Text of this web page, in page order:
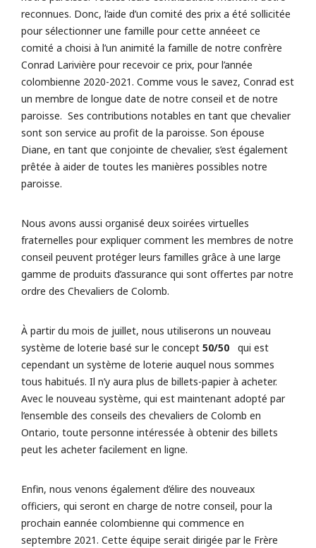
reconnues. Donc, l’aide d’un comité des prix a été sollicitée
pour sélectionner une famille pour cette annéeet ce
comité a choisi à l’un animité la famille de notre confrère
Conrad Larivière pour recevoir ce prix, pour l’année
colombienne 2020-2021. Comme vous le savez, Conrad est
un membre de longue date de notre conseil et de notre
paroisse. Ses contributions notables en tant que chevalier
sont son service au profit de la paroisse. Son épouse
Diane, en tant que conjointe de chevalier, s’est également
prêtée à aider de toutes les manières possibles notre
paroisse.
Nous avons aussi organisé deux soirées virtuelles
fraternelles pour expliquer comment les membres de notre
conseil peuvent protéger leurs familles grâce à une large
gamme de produits d’assurance qui sont offertes par notre
ordre des Chevaliers de Colomb.
À partir du mois de juillet, nous utiliserons un nouveau
système de loterie basé sur le concept 50/50 qui est
cependant un système de loterie auquel nous sommes
tous habitués. Il n’y aura plus de billets-papier à acheter.
Avec le nouveau système, qui est maintenant adopté par
l’ensemble des conseils des chevaliers de Colomb en
Ontario, toute personne intéressée à obtenir des billets
peut les acheter facilement en ligne.
Enfin, nous venons également d’élire des nouveaux
officiers, qui seront en charge de notre conseil, pour la
prochain eannée colombienne qui commence en
septembre 2021. Cette équipe serait dirigée par le Frère